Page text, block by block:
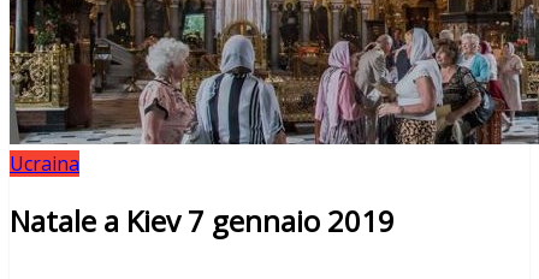
Ucraina
Natale a Kiev 7 gennaio 2019